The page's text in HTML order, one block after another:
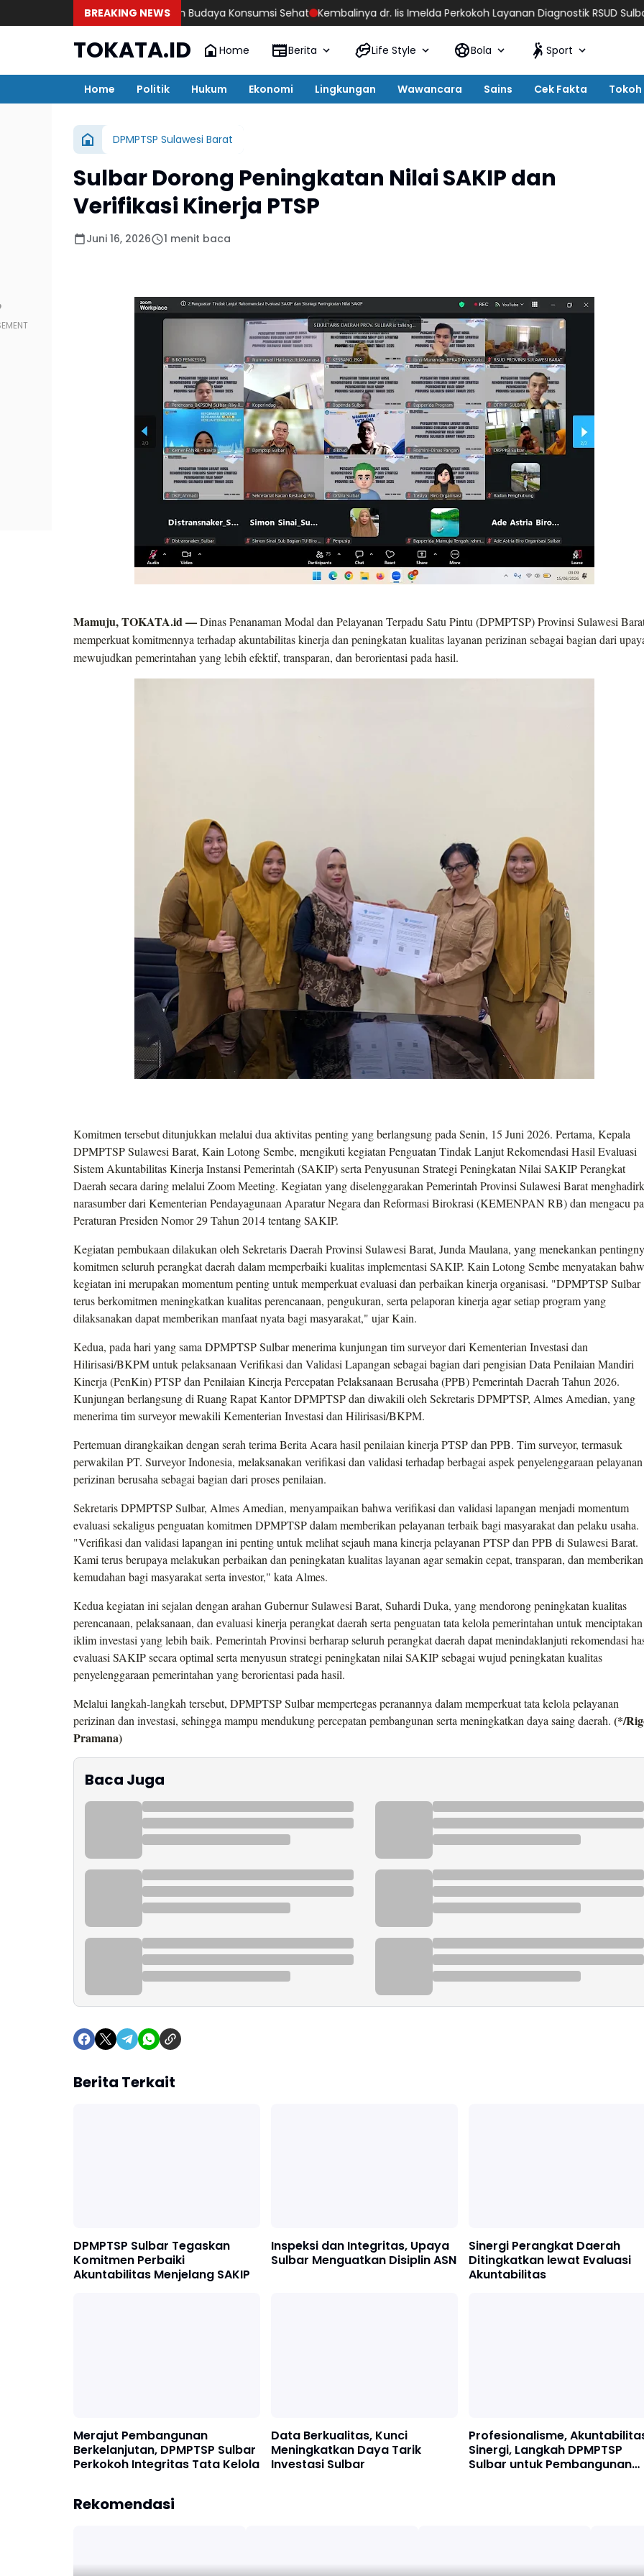
BREAKING NEWS
Ajak Masyarakat Bangun Budaya Konsumsi Sehat Kembalinya dr. Iis Imelda Perkokoh Layanan Diagnostik RSUD Sulbar Sulbar
TOKATA.ID Home Berita Life Style Bola Sport
Home Politik Hukum Ekonomi Lingkungan Wawancara Sains Cek Fakta Tokoh
DPMPTSP Sulawesi Barat
Sulbar Dorong Peningkatan Nilai SAKIP dan
Verifikasi Kinerja PTSP
Juni 16, 2026 1 menit baca
Mamuju, TOKATA.id —Dinas Penanaman Modal dan Pelayanan Terpadu Satu Pintu (DPMPTSP) Provinsi Sulawesi
memperkuat komitmennya terhadap akuntabilitas kinerja dan peningkatan kualitas layanan perizinan sebagai bagian dari
mewujudkan pemerintahan yang lebih efektif, transparan, dan berorientasi pada hasil.
Komitmen tersebut ditunjukkan melalui dua aktivitas penting yang berlangsung pada Senin, 15 Juni 2026. Pertama, Kepala
DPMPTSP Sulawesi Barat, Kain Lotong Sembe, mengikuti kegiatan Penguatan Tindak Lanjut Rekomendasi Hasil Evaluasi
Sistem Akuntabilitas Kinerja Instansi Pemerintah (SAKIP) serta Penyusunan Strategi Peningkatan Nilai SAKIP Perangkat
Daerah secara daring melalui Zoom Meeting. Kegiatan yang diselenggarakan Pemerintah Provinsi Sulawesi Barat
narasumber dari Kementerian Pendayagunaan Aparatur Negara dan Reformasi Birokrasi (KEMENPAN RB) dan mengacu
Peraturan Presiden Nomor 29 Tahun 2014 tentang SAKIP.
Kegiatan pembukaan dilakukan oleh Sekretaris Daerah Provinsi Sulawesi Barat, Junda Maulana, yang menekankan
komitmen seluruh perangkat daerah dalam memperbaiki kualitas implementasi SAKIP. Kain Lotong Sembe menyatakan
kegiatan ini merupakan momentum penting untuk memperkuat evaluasi dan perbaikan kinerja organisasi. "DPMPTSP Sulbar
terus berkomitmen meningkatkan kualitas perencanaan, pengukuran, serta pelaporan kinerja agar setiap program yang
dilaksanakan dapat memberikan manfaat nyata bagi masyarakat," ujar Kain.
Kedua, pada hari yang sama DPMPTSP Sulbar menerima kunjungan tim surveyor dari Kementerian Investasi dan
Hilirisasi/BKPM untuk pelaksanaan Verifikasi dan Validasi Lapangan sebagai bagian dari pengisian Data Penilaian Mandiri
Kinerja (PenKin) PTSP dan Penilaian Kinerja Percepatan Pelaksanaan Berusaha (PPB) Pemerintah Daerah Tahun 2026.
Kunjungan berlangsung di Ruang Rapat Kantor DPMPTSP dan diwakili oleh Sekretaris DPMPTSP, Almes Amedian, yang
menerima tim surveyor mewakili Kementerian Investasi dan Hilirisasi/BKPM.
Pertemuan dirangkaikan dengan serah terima Berita Acara hasil penilaian kinerja PTSP dan PPB. Tim surveyor, termasuk
perwakilan PT. Surveyor Indonesia, melaksanakan verifikasi dan validasi terhadap berbagai aspek penyelenggaraan pelayanan
perizinan berusaha sebagai bagian dari proses penilaian.
Sekretaris DPMPTSP Sulbar, Almes Amedian, menyampaikan bahwa verifikasi dan validasi lapangan menjadi momentum
evaluasi sekaligus penguatan komitmen DPMPTSP dalam memberikan pelayanan terbaik bagi masyarakat dan pelaku usaha.
"Verifikasi dan validasi lapangan ini penting untuk melihat sejauh mana kinerja pelayanan PTSP dan PPB di Sulawesi Barat.
Kami terus berupaya melakukan perbaikan dan peningkatan kualitas layanan agar semakin cepat, transparan, dan memberikan
kemudahan bagi masyarakat serta investor," kata Almes.
Kedua kegiatan ini sejalan dengan arahan Gubernur Sulawesi Barat, Suhardi Duka, yang mendorong peningkatan kualitas
perencanaan, pelaksanaan, dan evaluasi kinerja perangkat daerah serta penguatan tata kelola pemerintahan untuk menciptakan
iklim investasi yang lebih baik. Pemerintah Provinsi berharap seluruh perangkat daerah dapat menindaklanjuti rekomendasi
evaluasi SAKIP secara optimal serta menyusun strategi peningkatan nilai SAKIP sebagai wujud peningkatan kualitas
penyelenggaraan pemerintahan yang berorientasi pada hasil.
Melalui langkah-langkah tersebut, DPMPTSP Sulbar mempertegas peranannya dalam memperkuat tata kelola pelayanan
perizinan dan investasi, sehingga mampu mendukung percepatan pembangunan serta meningkatkan daya saing daerah. (*/
Pramana)
Baca Juga
Berita Terkait
DPMPTSP Sulbar Tegaskan
Komitmen Perbaiki
Akuntabilitas Menjelang SAKIP
Inspeksi dan Integritas, Upaya
Sulbar Menguatkan Disiplin ASN
Sinergi Perangkat Daerah
Ditingkatkan lewat Evaluasi
Akuntabilitas
Merajut Pembangunan
Berkelanjutan, DPMPTSP Sulbar
Perkokoh Integritas Tata Kelola
Data Berkualitas, Kunci
Meningkatkan Daya Tarik
Investasi Sulbar
Profesionalisme,
Sinergi, Langkah DPMPTSP
Sulbar untuk Pembangunan
Rekomendasi